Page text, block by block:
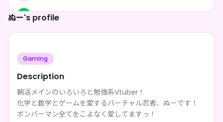
ぬー's profile
Gaming
Description
朝活メインのいろいろと勉強系Vtuber！
化学と数学とゲームを愛するバーチャル忍者、ぬーです！
ボンバーマン全てをこよなく愛してますっ！
**** shared ぬー's page
**** shared ぬー's page
**** shared ぬー's page
**** followed ぬー 4d ago